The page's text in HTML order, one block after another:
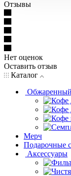
Отзывы
Нет оценок
Оставить отзыв
Каталог
Обжаренный
Мерч
Подарочные
Аксессуары